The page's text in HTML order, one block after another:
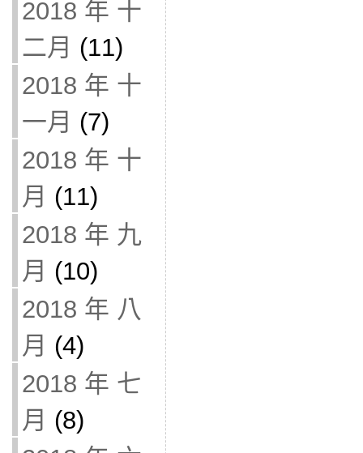
2018 年 十
二月 (11)
2018 年 十
一月 (7)
2018 年 十
月 (11)
2018 年 九
月 (10)
2018 年 八
月 (4)
2018 年 七
月 (8)